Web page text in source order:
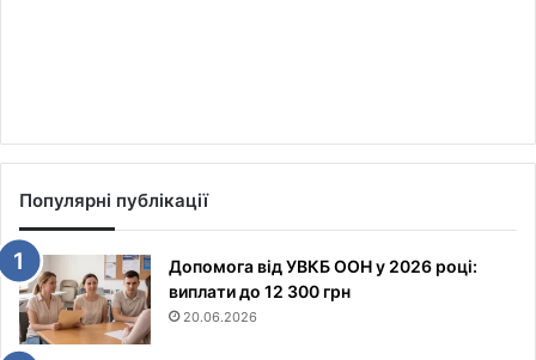
Популярні публікації
Допомога від УВКБ ООН у 2026 році:
виплати до 12 300 грн
20.06.2026